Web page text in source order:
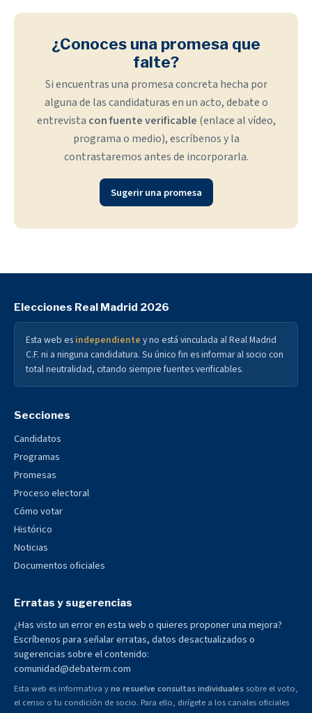
¿Conoces una promesa que
falte?
Si encuentras una promesa concreta hecha por
alguna de las candidaturas en un acto, debate o
entrevista con fuente verificable (enlace al vídeo,
programa o medio), escríbenos y la
contrastaremos antes de incorporarla.
Sugerir una promesa
Elecciones Real Madrid 2026
Esta web es independiente y no está vinculada al Real Madrid
C.F. ni a ninguna candidatura. Su único fin es informar al socio con
total neutralidad, citando siempre fuentes verificables.
Secciones
Candidatos
Programas
Promesas
Proceso electoral
Cómo votar
Histórico
Noticias
Documentos oficiales
Erratas y sugerencias
¿Has visto un error en esta web o quieres proponer una mejora?
Escríbenos para señalar erratas, datos desactualizados o
sugerencias sobre el contenido:
comunidad@debaterm.com
Esta web es informativa yno resuelve consultas individuales sobre el voto,
el censo o tu condición de socio. Para ello, dirígete a los canales oficiales